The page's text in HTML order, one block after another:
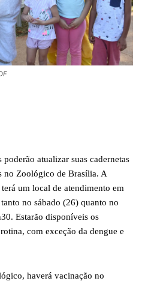
atualizar suas cadernetas
no Zoológico de Brasília. A
um local de atendimento em
no sábado (26) quanto no
Estarão disponíveis os
com exceção da dengue e
haverá vacinação no